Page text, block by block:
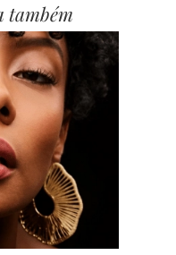
também